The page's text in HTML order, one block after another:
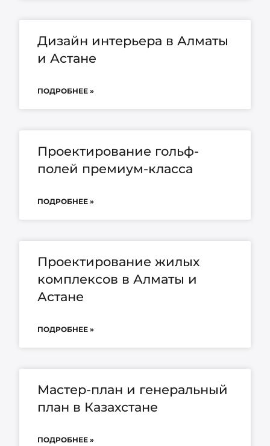
Дизайн интерьера в Алматы
и Астане
ПОДРОБНЕЕ »
Проектирование гольф-
полей премиум-класса
ПОДРОБНЕЕ »
Проектирование жилых
комплексов в Алматы и
Астане
ПОДРОБНЕЕ »
Мастер-план и генеральный
план в Казахстане
ПОДРОБНЕЕ »